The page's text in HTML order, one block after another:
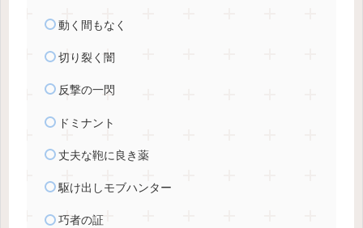
動く間もなく
切り裂く闇
反撃の一閃
ドミナント
丈夫な鞄に良き薬
駆け出しモブハンター
巧者の証